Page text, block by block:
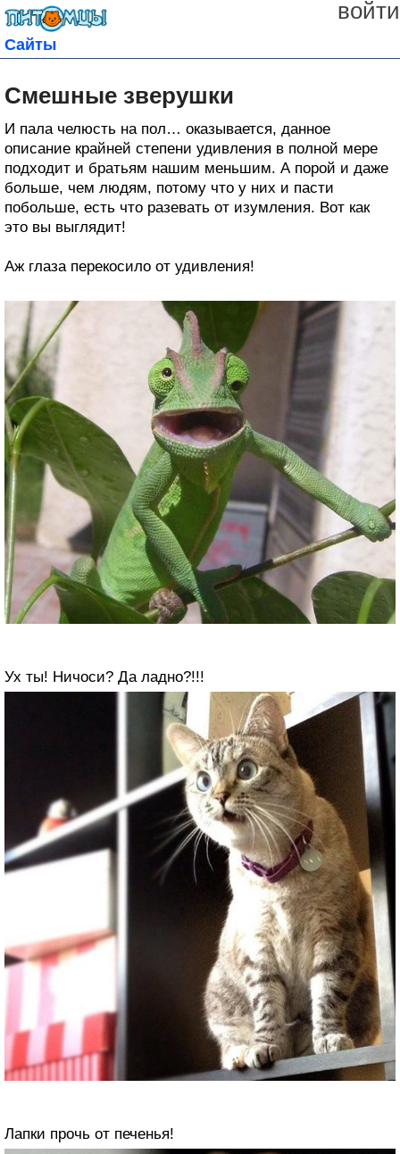
войти
Сайты
Смешные зверушки
И пала челюсть на пол… оказывается, данное
описание крайней степени удивления в полной мере
подходит и братьям нашим меньшим. А порой и даже
больше, чем людям, потому что у них и пасти
побольше, есть что разевать от изумления. Вот как
это вы выглядит!
Аж глаза перекосило от удивления!
Ух ты! Ничоси? Да ладно?!!!
Лапки прочь от печенья!